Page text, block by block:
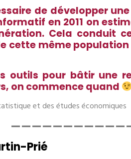
de développer
en 2011 on
Cela conduit
cette même
outils pour bâtir une
on commence quand
et des études économiques